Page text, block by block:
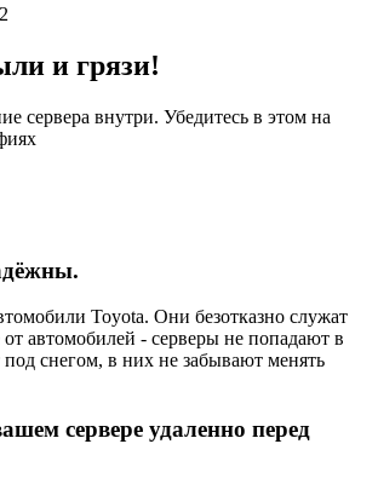
2
и грязи!
сервера внутри. Убедитесь в этом на
Toyota. Они безотказно служат
автомобилей - серверы не попадают в
снегом, в них не забывают менять
сервере удаленно перед